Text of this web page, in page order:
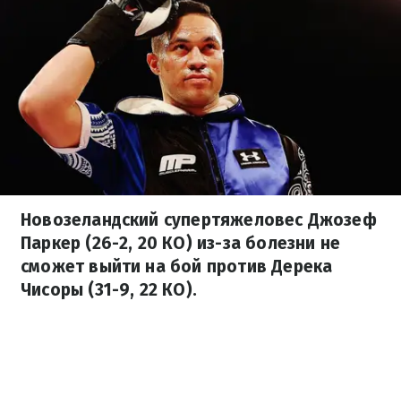
Новозеландский супертяжеловес Джозеф
Паркер (26-2, 20 КО) из-за болезни не
сможет выйти на бой против Дерека
Чисоры (31-9, 22 КО).